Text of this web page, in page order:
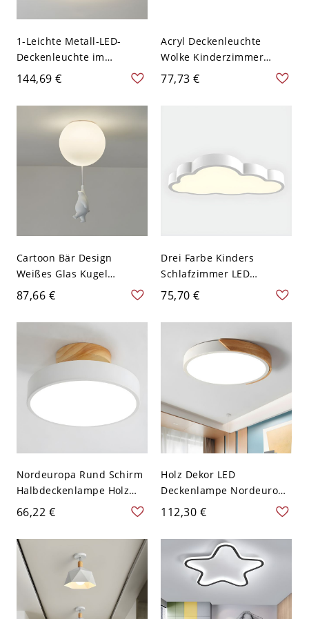
1-Leichte Metall-LED-
Deckenleuchte im
modernen Einhorn-Design
für Kinderzimmer - Rosa
110V-120V Warm
144,69 €
Acryl Deckenleuchte
Wolke Kinderzimmer
Deckenleuchten - Weiß
110V-120V 49,53 cm
77,73 €
Cartoon Bär Design
Weißes Glas Kugel
Kinders Schlafzimmer
Deckenlampe Harz 1-Kopf
Deckenleuchte - Weiß
Einzelarm
87,66 €
Drei Farbe Kinders
Schlafzimmer LED
Deckenlampe Wolke Acryl
Schirm 1-Licht
Deckenleuchte - Weiß
110V-120V Weißlicht
75,70 €
Nordeuropa Rund Schirm
Halbdeckenlampe Holz
Baldachin Macaron Farbe
LED 1-Licht Deckenleuchte
- Weiß 110V-120V
66,22 €
Holz Dekor LED
Deckenlampe Nordeuropa
Rund Acryl Schirm
Macaron Farbe 1-Kopf
Deckenleuchte - Weiß
110V-120V 30,48 cm
112,30 €